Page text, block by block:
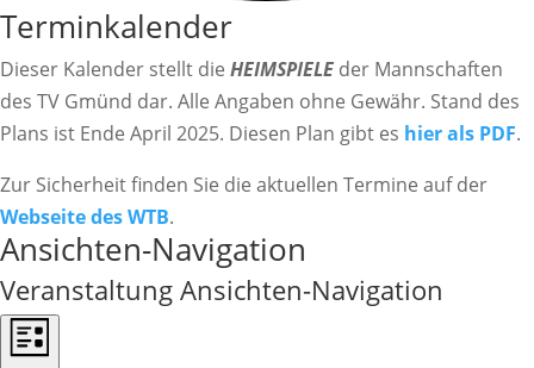
Terminkalender
Dieser Kalender stellt die HEIMSPIELE der Mannschaften
des TV Gmünd dar. Alle Angaben ohne Gewähr. Stand des
Plans ist Ende April 2025. Diesen Plan gibt es hier als PDF.
Zur Sicherheit finden Sie die aktuellen Termine auf der
Webseite des WTB.
Veranstaltungen
Ansichten-Navigation
Veranstaltung Ansichten-Navigation